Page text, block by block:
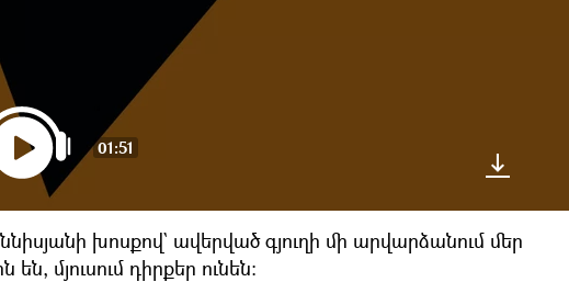
01:51
խոսքով` ավերված գյուղի մի արվարձանում մեր
են, մյուսում դիրքեր ունեն։